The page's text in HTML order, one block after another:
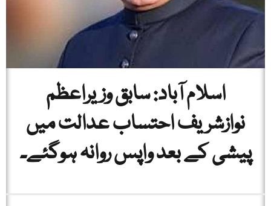
اسلام آباد: سابق وزیراعظم
نوازشریف احتساب عدالت میں
پیشی کے بعد واپس روانہ ہوگئے۔